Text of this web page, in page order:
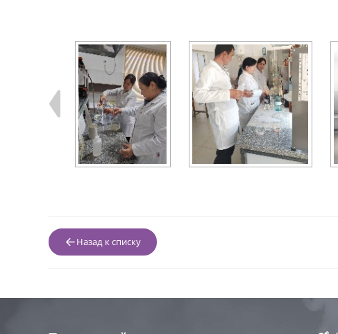
Назад к списку